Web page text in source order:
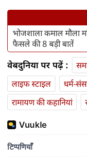
भोजशाला कमाल मौला
फैसले की 8 बड़ी बातें
वेबदुनिया पर पढ़ें :
लाइफ स्‍टाइल
धर्म-
रामायण की कहानियां